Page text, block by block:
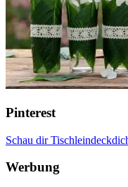
Pinterest
Schau dir
Werbung